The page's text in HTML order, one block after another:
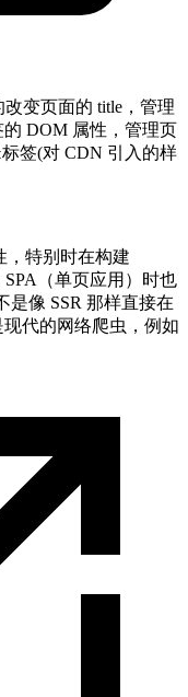
变页面的 title，管理
的 DOM 属性，管理页
标签(对 CDN 引入的样
，特别时在构建
（单页应用）时也
是像 SSR 那样直接在
代的网络爬虫，例如